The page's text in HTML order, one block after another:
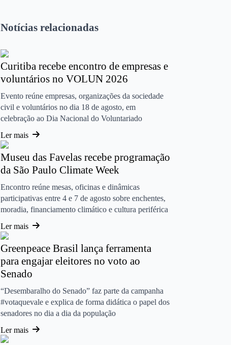
Notícias relacionadas
Curitiba recebe encontro de empresas e
voluntários no VOLUN 2026
Evento reúne empresas, organizações da sociedade
civil e voluntários no dia 18 de agosto, em
celebração ao Dia Nacional do Voluntariado
Ler mais
Museu das Favelas recebe programação
da São Paulo Climate Week
Encontro reúne mesas, oficinas e dinâmicas
participativas entre 4 e 7 de agosto sobre enchentes,
moradia, financiamento climático e cultura periférica
Ler mais
Greenpeace Brasil lança ferramenta
para engajar eleitores no voto ao
Senado
“Desembaralho do Senado” faz parte da campanha
#votaquevale e explica de forma didática o papel dos
senadores no dia a dia da população
Ler mais